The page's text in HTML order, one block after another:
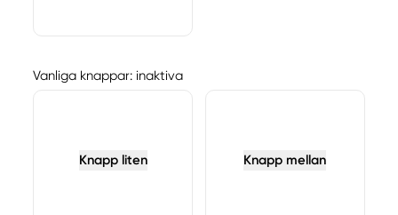
Vanliga knappar: inaktiva
Knapp liten Knapp mellan